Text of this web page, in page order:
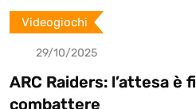
l’attesa è finita, pronti a